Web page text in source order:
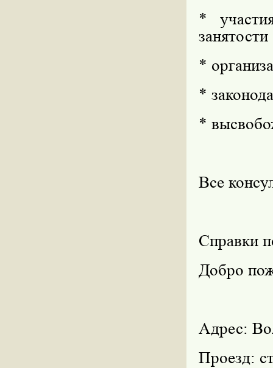
*
занятости
*
*
*
Все
Справки
Добро
Адрес:
Проезд: